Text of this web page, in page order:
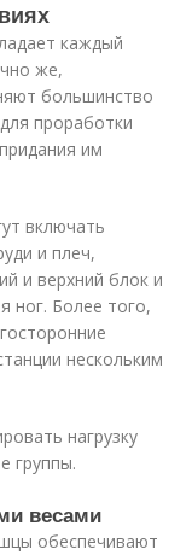
каждый
же,
большинство
проработки
им
включать
и плеч,
и верхний блок и
ног. Более того,
нескольким
нагрузку
группы.
весами
обеспечивают